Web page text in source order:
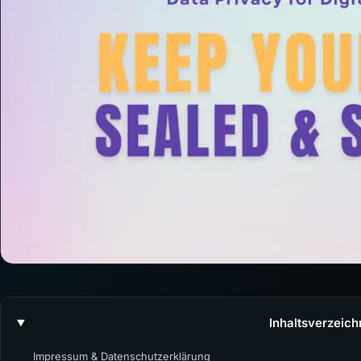
Impressum & Datenschutzerklärung